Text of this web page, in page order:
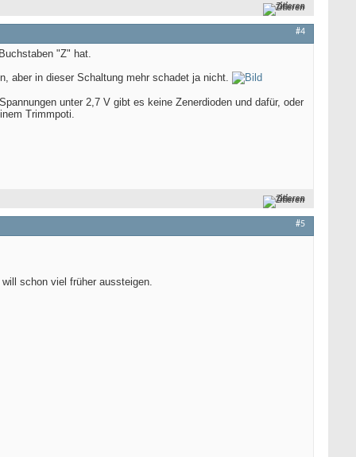
Zitieren
#4
"Z" hat.
aber in dieser Schaltung mehr schadet ja nicht.
unter 2,7 V gibt es keine Zenerdioden und dafür, oder
Trimmpoti.
Zitieren
#5
schon viel früher aussteigen.